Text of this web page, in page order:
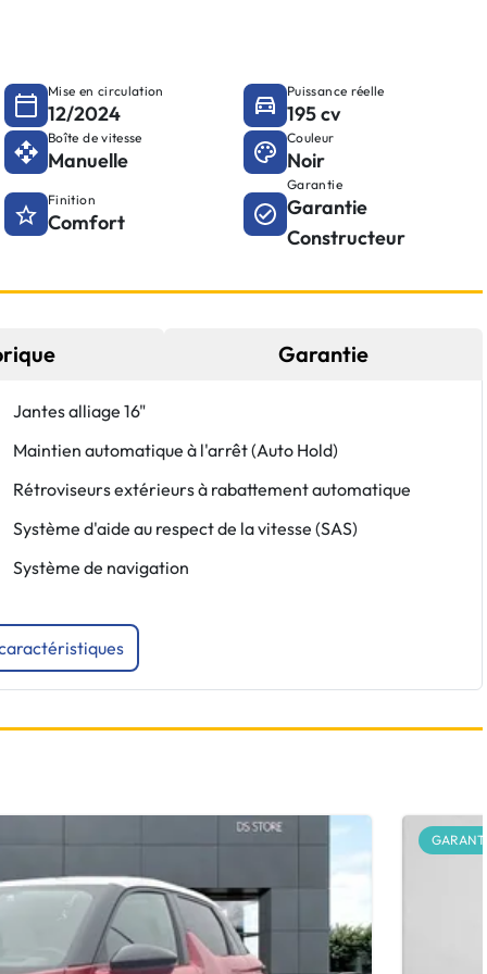
Mise en circulation
12/2024
Puissance réelle
195 cv
Boîte de vitesse
Manuelle
Couleur
Noir
Finition
Comfort
Garantie
Garantie
Constructeur
Garantie
Jantes alliage 16"
Maintien automatique à l'arrêt (Auto Hold)
Rétroviseurs extérieurs à rabattement automatique
Système d'aide au respect de la vitesse (SAS)
Système de navigation